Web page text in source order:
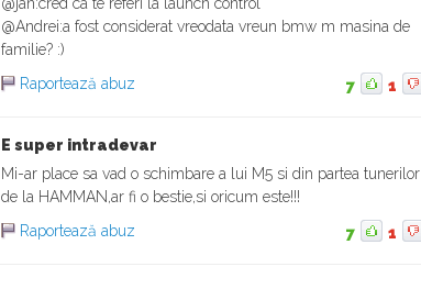
@Andrei:a fost considerat vreodata vreun bmw m masina de
familie? :)
Raportează abuz
7 1
E super intradevar
Mi-ar place sa vad o schimbare a lui M5 si din partea tunerilor
de la HAMMAN,ar fi o bestie,si oricum este!!!
Raportează abuz
7 1